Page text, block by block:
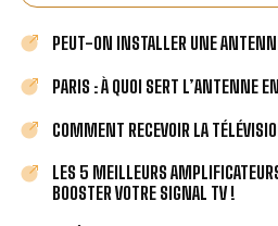
PEUT-ON INSTALLER UNE
PARIS : À QUOI SERT L’ANTENNE
COMMENT RECEVOIR LA
LES 5 MEILLEURS
BOOSTER VOTRE SIGNAL TV !